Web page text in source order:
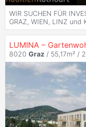
WIR SUCHEN FÜR
GRAZ, WIEN, LINZ und
LUMINA –
8020 Graz / 55,17m² /